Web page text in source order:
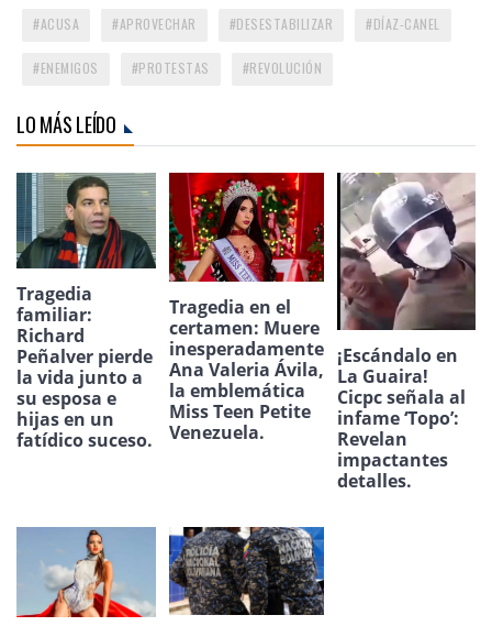
ACUSA APROVECHAR DESESTABILIZAR DÍAZ-CANEL
ENEMIGOS PROTESTAS REVOLUCIÓN
LO MÁS LEÍDO
Tragedia
familiar:
Richard
Peñalver pierde
la vida junto a
su esposa e
hijas en un
fatídico suceso.
Tragedia en el
certamen: Muere
inesperadamente
Ana Valeria Ávila,
la emblemática
Miss Teen Petite
Venezuela.
¡Escándalo en
La Guaira!
Cicpc señala al
infame ‘Topo’:
Revelan
impactantes
detalles.